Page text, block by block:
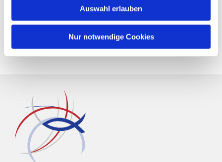
Auswahl erlauben
Nur notwendige Cookies